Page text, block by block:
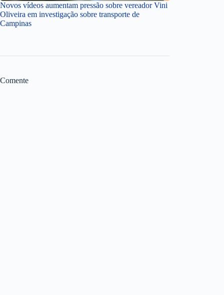
Novos vídeos aumentam pressão sobre vereador Vini
Oliveira em investigação sobre transporte de
Campinas
Comente